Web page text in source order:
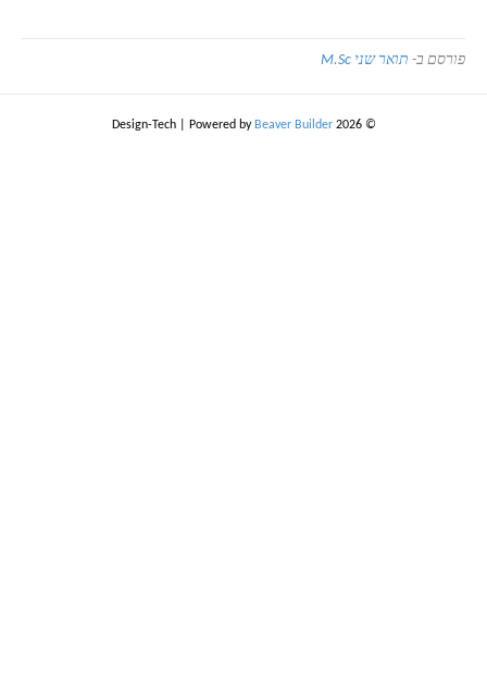
פורסם ב- תואר שני M.Sc
© 2026 Design-Tech
Powered by Beaver Builder